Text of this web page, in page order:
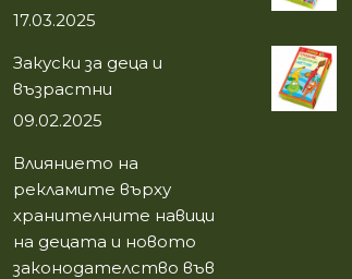
17.03.2025
Закуски за деца и
възрастни
09.02.2025
Влиянието на
рекламите върху
хранителните навици
на децата и новото
законодателство във